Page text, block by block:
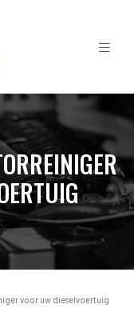
voor uw dieselvoertuig